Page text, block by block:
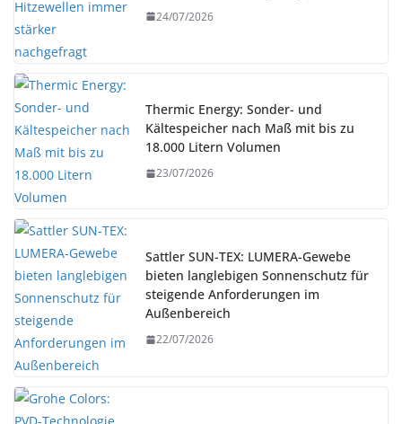
24/07/2026
Thermic Energy: Sonder- und
Kältespeicher nach Maß mit bis zu
18.000 Litern Volumen
23/07/2026
Sattler SUN-TEX: LUMERA-Gewebe
bieten langlebigen Sonnenschutz für
steigende Anforderungen im
Außenbereich
22/07/2026